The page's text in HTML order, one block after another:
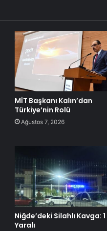
MİT Başkanı Kalın’dan
Türkiye’nin Rolü
Ağustos 7, 2026
Niğde’deki Silahlı Kavga: 1
Yaralı